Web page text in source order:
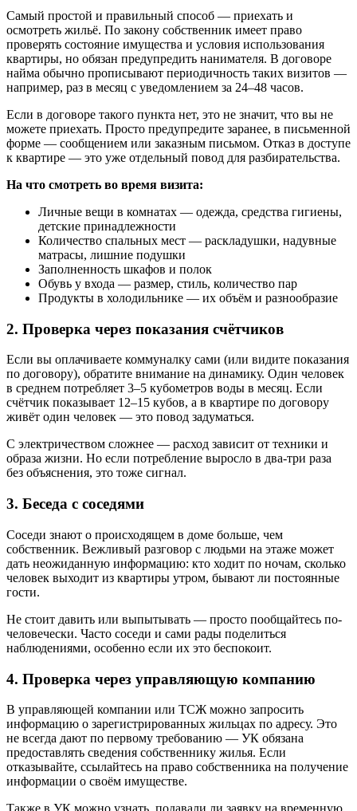
Самый простой и правильный способ — приехать и
осмотреть жильё. По закону собственник имеет право
проверять состояние имущества и условия использования
квартиры, но обязан предупредить нанимателя. В договоре
найма обычно прописывают периодичность таких визитов —
например, раз в месяц с уведомлением за 24–48 часов.
Если в договоре такого пункта нет, это не значит, что вы не
можете приехать. Просто предупредите заранее, в письменной
форме — сообщением или заказным письмом. Отказ в доступе
к квартире — это уже отдельный повод для разбирательства.
На что смотреть во время визита:
Личные вещи в комнатах — одежда, средства гигиены,
детские принадлежности
Количество спальных мест — раскладушки, надувные
матрасы, лишние подушки
Заполненность шкафов и полок
Обувь у входа — размер, стиль, количество пар
Продукты в холодильнике — их объём и разнообразие
2. Проверка через показания счётчиков
Если вы оплачиваете коммуналку сами (или видите показания
по договору), обратите внимание на динамику. Один человек
в среднем потребляет 3–5 кубометров воды в месяц. Если
счётчик показывает 12–15 кубов, а в квартире по договору
живёт один человек — это повод задуматься.
С электричеством сложнее — расход зависит от техники и
образа жизни. Но если потребление выросло в два-три раза
без объяснения, это тоже сигнал.
3. Беседа с соседями
Соседи знают о происходящем в доме больше, чем
собственник. Вежливый разговор с людьми на этаже может
дать неожиданную информацию: кто ходит по ночам, сколько
человек выходит из квартиры утром, бывают ли постоянные
гости.
Не стоит давить или выпытывать — просто пообщайтесь по-
человечески. Часто соседи и сами рады поделиться
наблюдениями, особенно если их это беспокоит.
4. Проверка через управляющую компанию
В управляющей компании или ТСЖ можно запросить
информацию о зарегистрированных жильцах по адресу. Это
не всегда дают по первому требованию — УК обязана
предоставлять сведения собственнику жилья. Если
отказывайте, ссылайтесь на право собственника на получение
информации о своём имуществе.